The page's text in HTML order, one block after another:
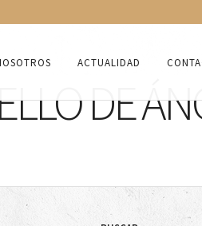
ACTUALIDAD
DE